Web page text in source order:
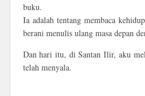
buku.
Ia adalah tentang membaca
berani menulis ulang masa depan
Dan hari itu, di Santan Ilir, aku
telah menyala.